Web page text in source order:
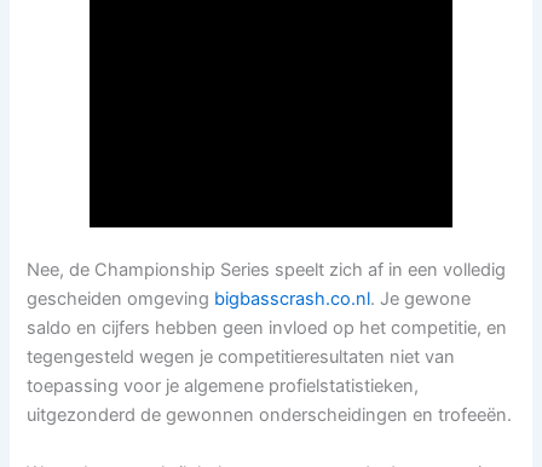
Nee, de Championship Series speelt zich af in een volledig
gescheiden omgeving bigbasscrash.co.nl. Je gewone
saldo en cijfers hebben geen invloed op het competitie, en
tegengesteld wegen je competitieresultaten niet van
toepassing voor je algemene profielstatistieken,
uitgezonderd de gewonnen onderscheidingen en trofeeën.